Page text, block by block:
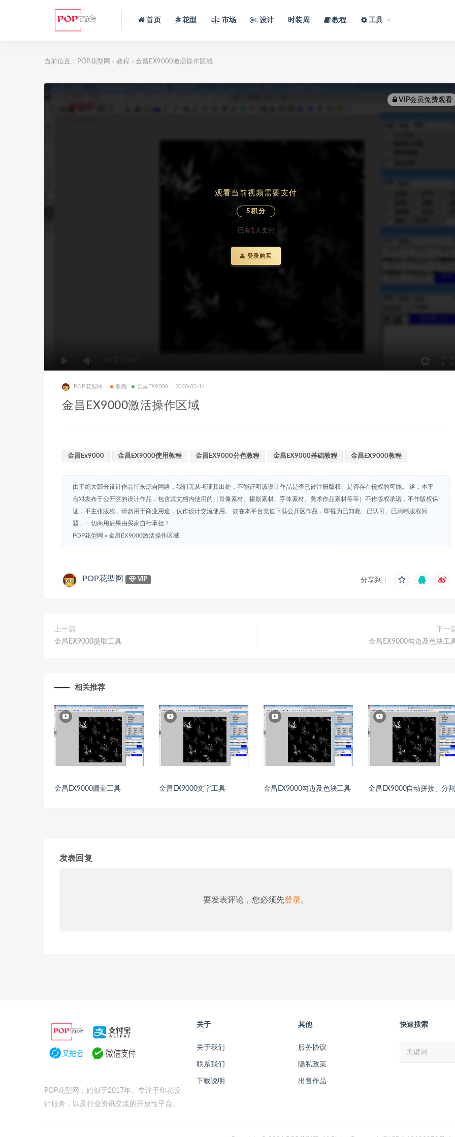
首页 花型 市场 设计 时装周 教程 工具
当前位置： POP花型网 > 教程 > 金昌EX9000激活操作区域
VIP会员免费观看
观看当前视频需要支付
5积分
已有1 人支付
登录购买
0:00 / 0:00
POP花型网 教程 金昌EX9000 2020-05-14
金昌EX9000激活操作区域
金昌Ex9000 金昌EX9000使用教程 金昌EX9000分色教程 金昌EX9000基础教程 金昌EX9000教程
由于绝大部分设计作品皆来源自网络，我们无从考证其出处，不能证明该设计作品是否已被注册版权、是否存在侵权的可能。 遂：本平
台对发布于公开区的设计作品，包含其文档内使用的（肖像素材、摄影素材、字体素材、美术作品素材等等）不作版权承诺，不作版权保
证，不主张版权。请勿用于商业用途，仅作设计交流使用。 如在本平台充值下载公开区作品，即视为已知晓、已认可、已清晰版权问
题，一切商用后果由买家自行承担！
POP花型网 » 金昌EX9000激活操作区域
POP花型网 VIP 分享到：
上一篇
金昌EX9000提取工具
下一
金昌EX9000勾边及色块工
相关推荐
金昌EX9000漏壶工具 金昌EX9000文字工具 金昌EX9000勾边及色块工具 金昌EX9000自动拼接、分割
发表回复
要发表评论，您必须先登录。
POP花型网，始创于2017年。专注于印花设
计服务，以及行业资讯交流的开放性平台。
关于
关于我们
联系我们
下载说明
其他
服务协议
隐私政策
出售作品
快速搜索